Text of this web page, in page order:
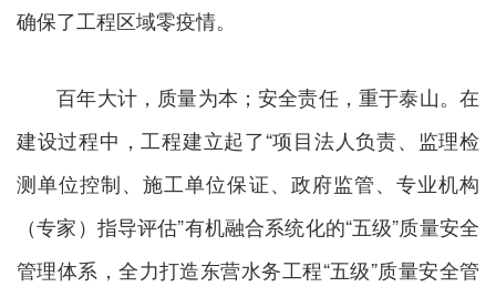
确保了工程区域零疫情。
百年大计，质量为本；安全责任，重于泰山。在
建设过程中，工程建立起了“项目法人负责、监理检
测单位控制、施工单位保证、政府监管、专业机构
（专家）指导评估”有机融合系统化的“五级”质量安全
管理体系，全力打造东营水务工程“五级”质量安全管